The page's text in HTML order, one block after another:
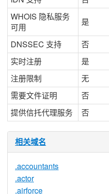
WHOIS 隐私服务
可用
是
DNSSEC 支持
否
实时注册
是
注册限制
无
需要文件证明
否
提供信托代理服务
否
相关域名
.accountants
.actor
.airforce